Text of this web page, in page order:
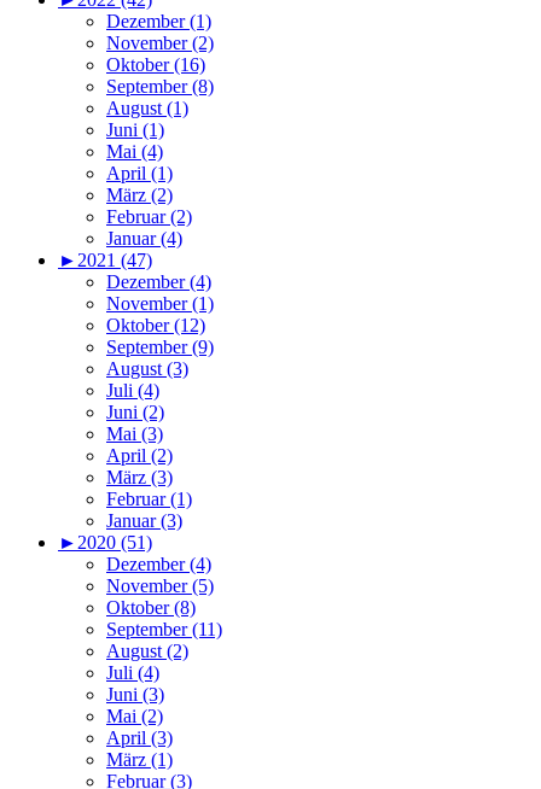
Dezember (1)
November (2)
Oktober (16)
September (8)
August (1)
Juni (1)
Mai (4)
April (1)
März (2)
Februar (2)
Januar (4)
► 2021 (47)
Dezember (4)
November (1)
Oktober (12)
September (9)
August (3)
Juli (4)
Juni (2)
Mai (3)
April (2)
März (3)
Februar (1)
Januar (3)
► 2020 (51)
Dezember (4)
November (5)
Oktober (8)
September (11)
August (2)
Juli (4)
Juni (3)
Mai (2)
April (3)
März (1)
Februar (3)